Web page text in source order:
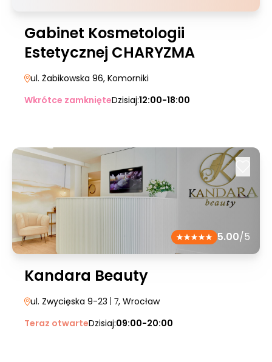
Gabinet Kosmetologii
Estetycznej CHARYZMA
ul. Żabikowska 96, Komorniki
Wkrótce zamknięteDzisiaj:12:00-18:00
5.00/5
Kandara Beauty
ul. Zwycięska 9-23 | 7, Wrocław
Teraz otwarteDzisiaj:09:00-20:00